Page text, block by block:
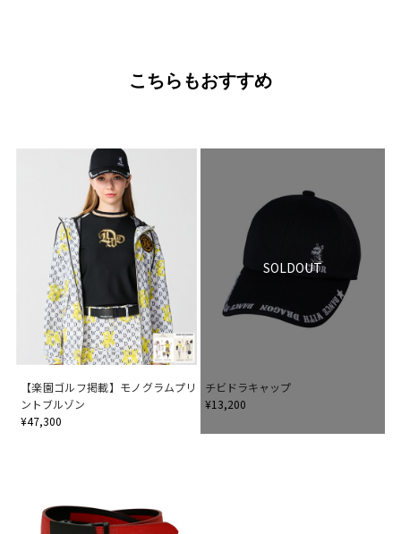
こちらもおすすめ
【楽園ゴルフ掲載】モノグラムプリ
ントブルゾン
¥47,300
SOLDOUT
チビドラキャップ
¥13,200